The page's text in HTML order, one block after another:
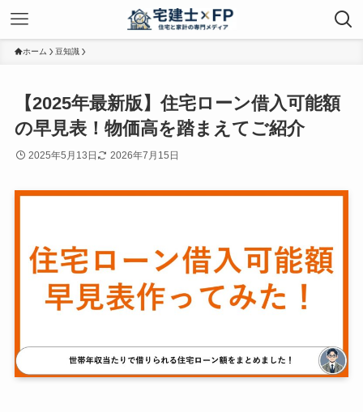
ホーム 豆知識
【2025年最新版】住宅ローン借入可能額
の早見表！物価高を踏まえてご紹介
2025年5月13日 2026年7月15日